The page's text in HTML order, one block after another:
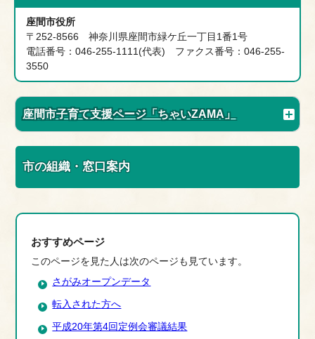
座間市役所
〒252-8566 神奈川県座間市緑ケ丘一丁目1番1号
電話番号：046-255-1111(代表) ファクス番号：046-255-
3550
座間市子育て支援ページ「ちゃいZAMA」
市の組織・窓口案内
おすすめページ
このページを見た人は次のページも見ています。
さがみオープンデータ
転入された方へ
平成20年第4回定例会審議結果